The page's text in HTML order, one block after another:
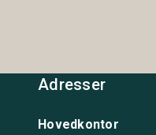
Adresser
Hovedkontor